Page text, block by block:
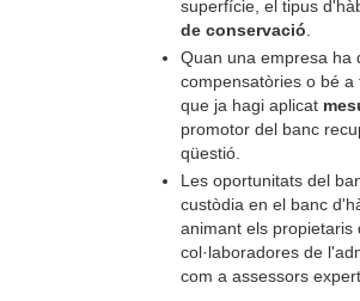
superfície, el tipus
de conservació
Quan una empresa ha
compensatòries o bé
que ja hagi aplicat
promotor del banc
qüestió.
Les oportunitats del
custòdia en el banc
animant els propietaris
col·laboradores de
com a assessors